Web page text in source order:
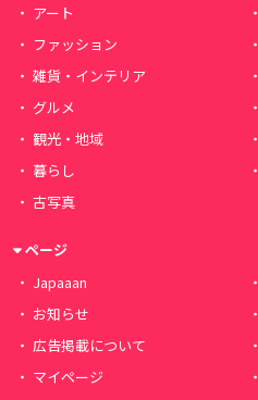
アート
ファッション
雑貨・インテリア
グルメ
観光・地域
暮らし
古写真
ページ
Japaaan
お知らせ
広告掲載について
マイページ